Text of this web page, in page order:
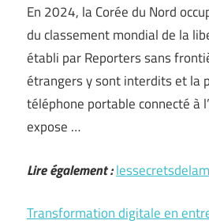
En 2024, la Corée du Nord
du classement mondial de la
établi par Reporters sans
étrangers y sont interdits et la
téléphone portable connecté à
expose …
Lire également :
Transformation digitale en